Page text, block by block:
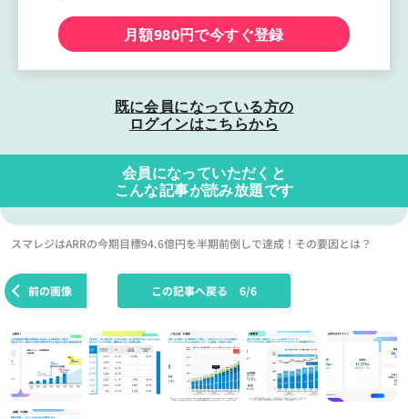
月額980円で今すぐ登録
既に会員になっている方の
ログインはこちらから
会員になっていただくと
こんな記事が読み放題です
スマレジはARRの今期目標94.6億円を半期前倒しで達成！その要因とは？
前の画像 この記事へ戻る 6/6